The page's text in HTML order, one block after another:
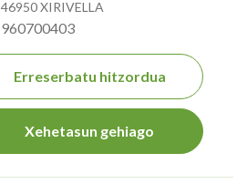
46950 XIRIVELLA
960700403
Erreserbatu hitzordua
Xehetasun gehiago